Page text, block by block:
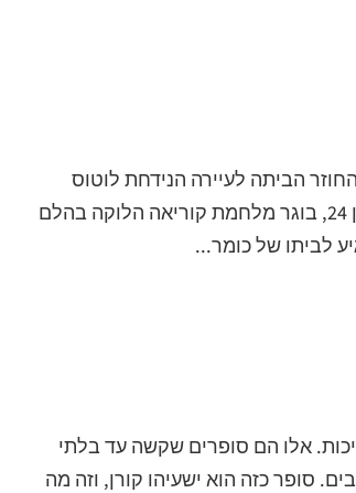
הביתה לעיירה הנידחת לוטוס
שבג'ורג'יה. פרנק, המכונה גם סמארט מאני, הוא חייל משוחרר בן 24, בוגר מלחמת קוריאה הלוקה בהלם
לביתו של כומר...
אלו הם סופרים שקשה עד בלתי
סופר כזה הוא ישעיהו קורן, וזה מה